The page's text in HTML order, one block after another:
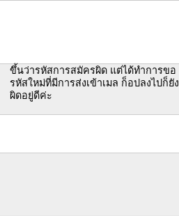
ขึ้นว่ารหัสการสมัครผิด แต่ได้ทำการขอ
รหัสใหม่ที่มีการส่งเข้าเมล ก็อปลงไปก็ยัง
ผิดอยู่ดีค่ะ